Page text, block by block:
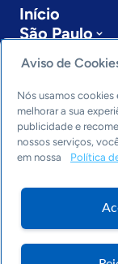
Início
São Paulo
Sobre a ASN
Últimas
Entre em
Editorias
Economia &
Inovação &
Cultura
Arquivo
Aviso de
Nós usamos
melhorar a sua
publicidade e
nossos serviços,
em nossa
Política